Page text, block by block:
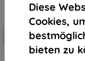
Diese
Cookies,
bieten zu
Rabatt
mit
Gutschein